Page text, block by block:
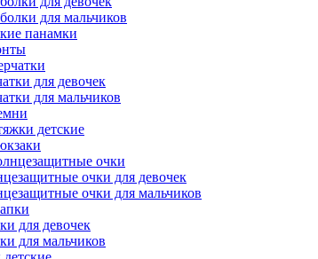
для мальчиков
панамки
для девочек
для мальчиков
детские
очки
очки для девочек
очки для мальчиков
для девочек
для мальчиков